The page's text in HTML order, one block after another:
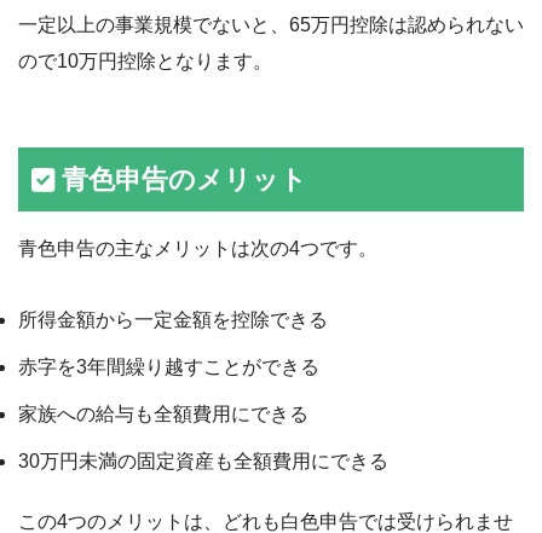
一定以上の事業規模でないと、65万円控除は認められない
ので10万円控除となります。
青色申告のメリット
青色申告の主なメリットは次の4つです。
所得金額から一定金額を控除できる
赤字を3年間繰り越すことができる
家族への給与も全額費用にできる
30万円未満の固定資産も全額費用にできる
この4つのメリットは、どれも白色申告では受けられませ